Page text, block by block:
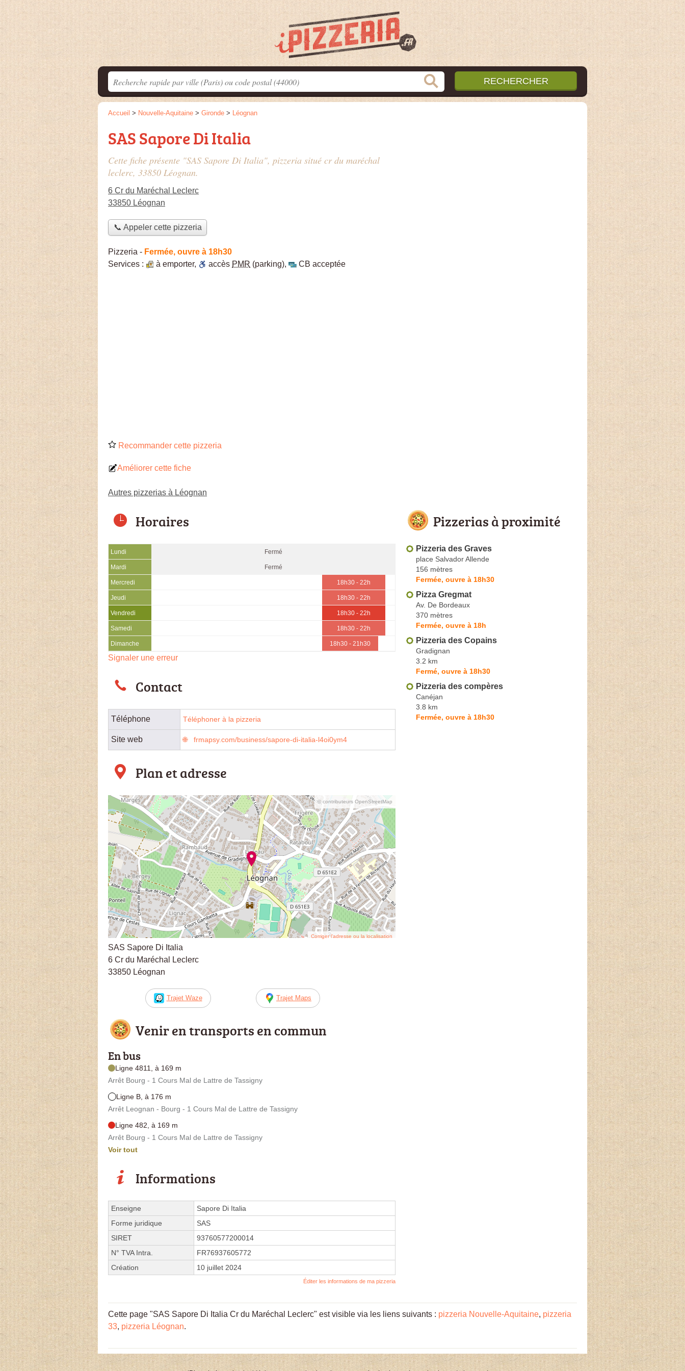
Accueil > Nouvelle-Aquitaine > Gironde > Léognan
SAS Sapore Di Italia
Cette fiche présente "SAS Sapore Di Italia", pizzeria situé cr du maréchal
leclerc, 33850 Léognan.
6 Cr du Maréchal Leclerc
33850 Léognan
📞 Appeler cette pizzeria
Pizzeria - Fermée, ouvre à 18h30
Services :
à emporter, accès PMR (parking), CB acceptée
Recommander cette pizzeria
Améliorer cette fiche
Autres pizzerias à Léognan
Horaires
Lundi Fermé
Mardi Fermé
Mercredi 18h30 - 22h
Jeudi 18h30 - 22h
Vendredi 18h30 - 22h
Samedi 18h30 - 22h
Dimanche 18h30 - 21h30
Signaler une erreur
Contact
Téléphone Téléphoner à la pizzeria
Site web frmapsy.com/business/sapore-di-italia-l4oi0ym4
Plan et adresse
© contributeurs OpenStreetMap
Corriger l’adresse ou la localisation
SAS Sapore Di Italia
6 Cr du Maréchal Leclerc
33850 Léognan
Trajet Waze Trajet Maps
Venir en transports en commun
En bus
Ligne 4811, à 169 m
Arrêt Bourg - 1 Cours Mal de Lattre de Tassigny
Ligne B, à 176 m
Arrêt Leognan - Bourg - 1 Cours Mal de Lattre de Tassigny
Ligne 482, à 169 m
Arrêt Bourg - 1 Cours Mal de Lattre de Tassigny
Voir tout
Informations
Enseigne
Sapore Di Italia
Forme juridique
SAS
SIRET
93760577200014
N° TVA Intra.
FR76937605772
Création
10 juillet 2024
Éditer les informations de ma pizzeria
Pizzerias à proximité
Pizzeria des Graves
place Salvador Allende
156 mètres
Fermée, ouvre à 18h30
Pizza Gregmat
Av. De Bordeaux
370 mètres
Fermée, ouvre à 18h
Pizzeria des Copains
Gradignan
3.2 km
Fermé, ouvre à 18h30
Pizzeria des compères
Canéjan
3.8 km
Fermée, ouvre à 18h30
Cette page "SAS Sapore Di Italia Cr du Maréchal Leclerc" est visible via les liens suivants : pizzeria Nouvelle-Aquitaine, pizzeria
33, pizzeria Léognan.